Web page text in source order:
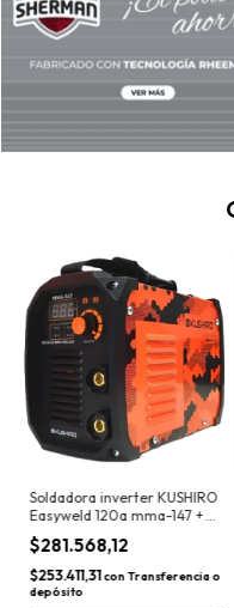
Soldadora inverter KUSHIRO
Easyweld 120a mma-147 +
CARETA
$281.568,12
$253.411,31con Transferencia o
depósito